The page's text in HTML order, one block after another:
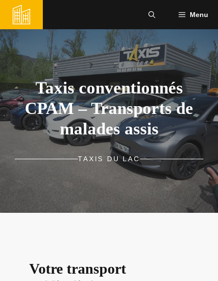
contenu
Menu
Taxis conventionnés
CPAM – Transports de
malades assis
TAXIS DU LAC
Votre transport